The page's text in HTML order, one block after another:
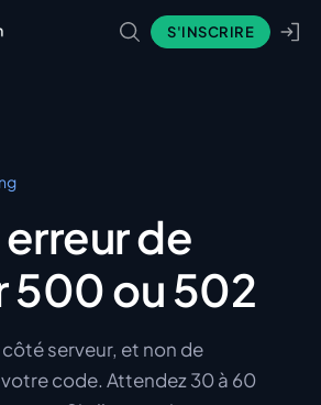
S'INSCRIRE
erreur de
500 ou 502
serveur, et non de
code. Attendez 30 à 60